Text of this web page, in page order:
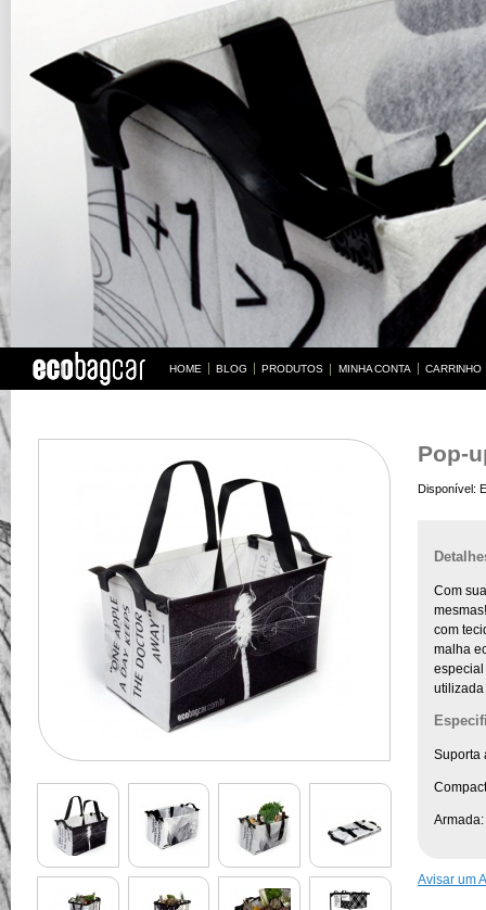
HOME BLOG PRODUTOS MINHA CONTA CARRINHO
Pop-
Disponível:
Com
com
malha
especial
Suporta
Avisar um